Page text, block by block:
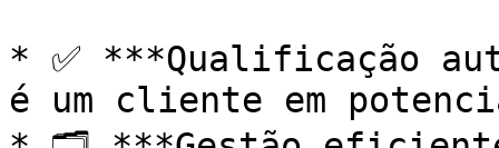
* ✅ ***Qualificação
é um cliente em